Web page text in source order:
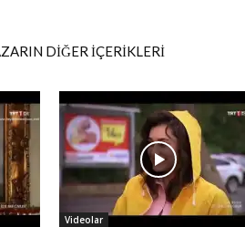
DIĞER İÇERIKLERI
Videolar